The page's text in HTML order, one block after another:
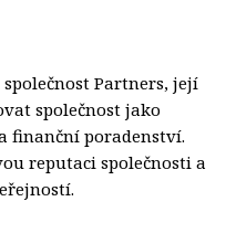
Partners, její
společnost jako
finanční poradenství.
reputaci společnosti a